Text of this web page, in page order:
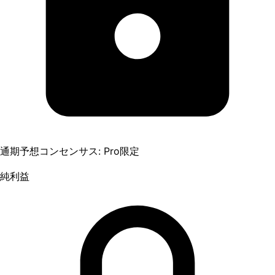
通期予想コンセンサス: Pro限定
純利益